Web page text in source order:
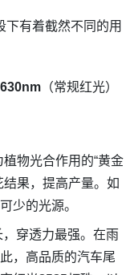
下有着截然不同的用
（常规红光）
物光合作用的“黄金
果，提高产量。如
少的光源。
穿透力最强。在雨
，高品质的汽车尾